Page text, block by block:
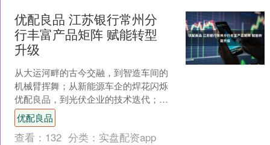
优配良品 江苏银行常州分
行丰富产品矩阵 赋能转型
升级
从大运河畔的古今交融，到智造车间的
机械臂挥舞；从新能源车企的焊花闪烁
优配良品，到光伏企业的技术迭代；从
清洁能源的管道铺展，到城乡角落的净
水潺潺……行走在钟灵毓秀....
优配良品
查看： 132 分类： 实盘配资app